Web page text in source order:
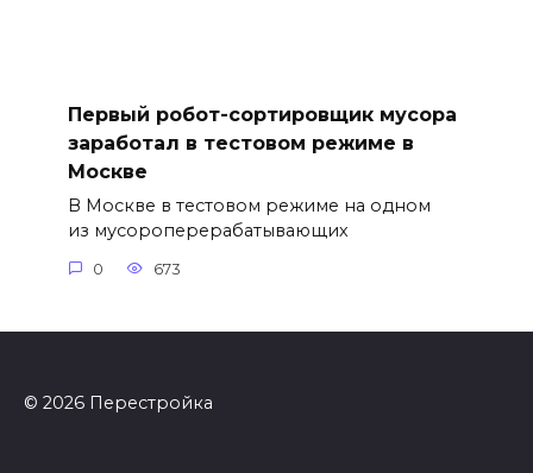
Первый робот-сортировщик мусора
заработал в тестовом режиме в
Москве
В Москве в тестовом режиме на одном
из мусороперерабатывающих
0 673
© 2026 Перестройка